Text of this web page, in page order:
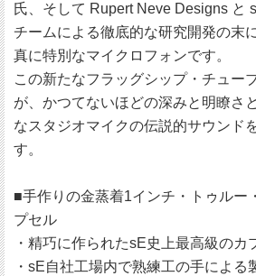
氏、そして Rupert Neve Designs と
チームによる徹底的な研究開発の末
真に特別なマイクロフォンです。
この新たなフラッグシップ・チュー
が、かつてないほどの深みと明瞭さ
なスタジオマイクの伝説的サウンド
す。
■手作りの金蒸着1インチ・トゥルー
プセル
・精巧に作られたsE史上最高級のカ
・sE自社工場内で熟練工の手による